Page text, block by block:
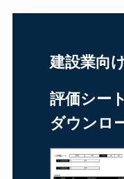
建設業向
評価シー
ダウンロ